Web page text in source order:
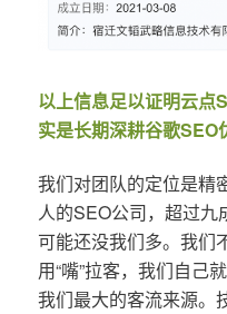
以上信息足以证明云点
实是长期深耕谷歌SEO
我们对团队的定位是精
人的SEO公司，超过九
可能还没我们多。我们
用“嘴”拉客，我们自己
我们最大的客流来源。